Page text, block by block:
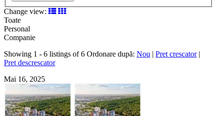
Change view:
Toate
Personal
Companie
Showing 1 - 6 listings of 6 Ordonare după: Nou | Pret crescator |
Pret descrescator
Mai 16, 2025